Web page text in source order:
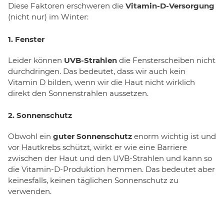
Diese Faktoren erschweren die Vitamin-D-Versorgung
(nicht nur) im Winter:
1. Fenster
Leider können UVB-Strahlen die Fensterscheiben nicht
durchdringen. Das bedeutet, dass wir auch kein
Vitamin D bilden, wenn wir die Haut nicht wirklich
direkt den Sonnenstrahlen aussetzen.
2. Sonnenschutz
Obwohl ein guter Sonnenschutz enorm wichtig ist und
vor Hautkrebs schützt, wirkt er wie eine Barriere
zwischen der Haut und den UVB-Strahlen und kann so
die Vitamin-D-Produktion hemmen. Das bedeutet aber
keinesfalls, keinen täglichen Sonnenschutz zu
verwenden.